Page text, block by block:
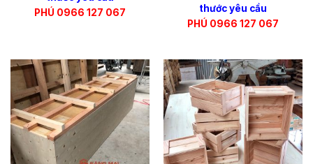
PHÚ 0966 127 067
thước yêu cầu
PHÚ 0966 127 067